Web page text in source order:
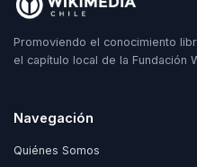
Promoviendo el conocimiento
el capítulo local de la Fundación
Navegación
Quiénes Somos